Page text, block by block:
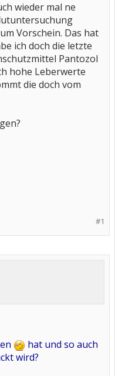
wieder mal ne
Vorschein. Das hat
ich doch die letzte
Pantozol
hohe Leberwerte
die doch vom
#1
hat und so auch
wird?